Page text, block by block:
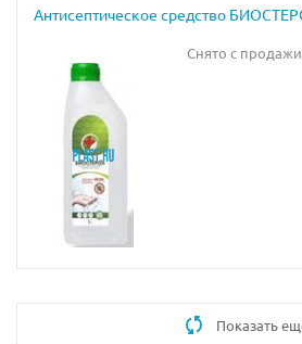
Антисептическое средство
Снято с продажи
Показать